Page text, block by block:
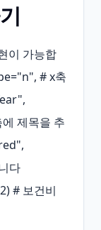
이 가능합
# x축
제목을 추
다
# 보건비